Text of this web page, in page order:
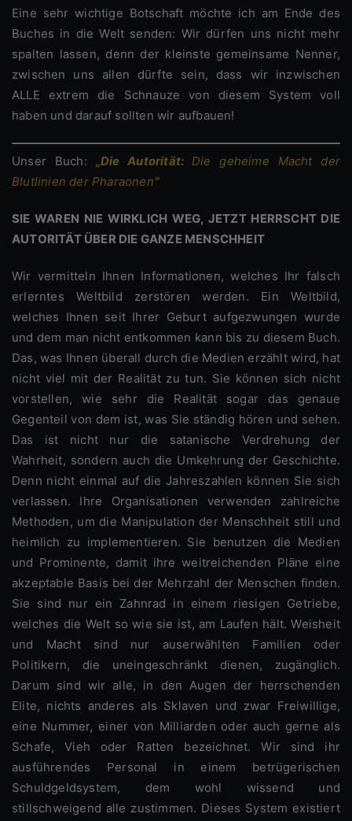
Eine sehr wichtige Botschaft möchte ich am Ende des
Buches in die Welt senden: Wir dürfen uns nicht mehr
spalten lassen, denn der kleinste gemeinsame Nenner,
zwischen uns allen dürfte sein, dass wir inzwischen
ALLE extrem die Schnauze von diesem System voll
haben und darauf sollten wir aufbauen!
Unser Buch: „Die Autorität: Die geheime Macht der
Blutlinien der Pharaonen“
SIE WAREN NIE WIRKLICH WEG, JETZT HERRSCHT DIE
AUTORITÄT ÜBER DIE GANZE MENSCHHEIT
Wir vermitteln Ihnen Informationen, welches Ihr falsch
erlerntes Weltbild zerstören werden. Ein Weltbild,
welches Ihnen seit Ihrer Geburt aufgezwungen wurde
und dem man nicht entkommen kann bis zu diesem Buch.
Das, was Ihnen überall durch die Medien erzählt wird, hat
nicht viel mit der Realität zu tun. Sie können sich nicht
vorstellen, wie sehr die Realität sogar das genaue
Gegenteil von dem ist, was Sie ständig hören und sehen.
Das ist nicht nur die satanische Verdrehung der
Wahrheit, sondern auch die Umkehrung der Geschichte.
Denn nicht einmal auf die Jahreszahlen können Sie sich
verlassen. Ihre Organisationen verwenden zahlreiche
Methoden, um die Manipulation der Menschheit still und
heimlich zu implementieren. Sie benutzen die Medien
und Prominente, damit ihre weitreichenden Pläne eine
akzeptable Basis bei der Mehrzahl der Menschen finden.
Sie sind nur ein Zahnrad in einem riesigen Getriebe,
welches die Welt so wie sie ist, am Laufen hält. Weisheit
und Macht sind nur auserwählten Familien oder
Politikern, die uneingeschränkt dienen, zugänglich.
Darum sind wir alle, in den Augen der herrschenden
Elite, nichts anderes als Sklaven und zwar Freiwillige,
eine Nummer, einer von Milliarden oder auch gerne als
Schafe, Vieh oder Ratten bezeichnet. Wir sind ihr
ausführendes Personal in einem betrügerischen
Schuldgeldsystem, dem wohl wissend und
stillschweigend alle zustimmen. Dieses System existiert